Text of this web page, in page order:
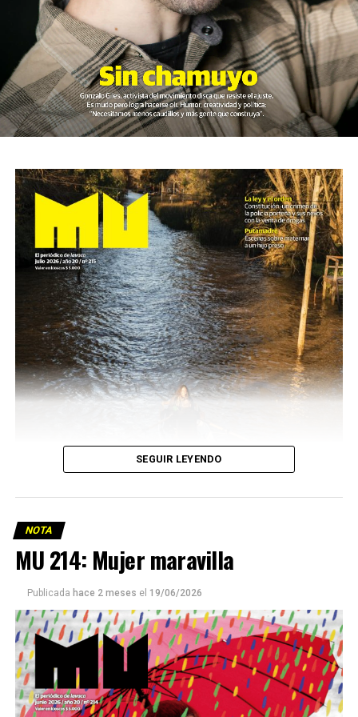
Este número 215 de MU ☝️viene con doble tapa, que
podría ser una frase:
Sin chamuyo, a remarla.
SEGUIR LEYENDO
NOTA
MU 214: Mujer maravilla
Publicada hace 2 meses el 19/06/2026